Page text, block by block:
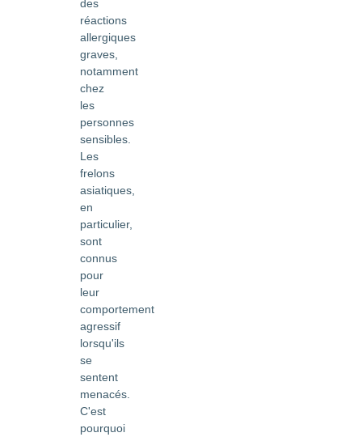
des
réactions
allergiques
graves,
notamment
chez
les
personnes
sensibles.
Les
frelons
asiatiques,
en
particulier,
sont
connus
pour
leur
comportement
agressif
lorsqu'ils
se
sentent
menacés.
C'est
pourquoi